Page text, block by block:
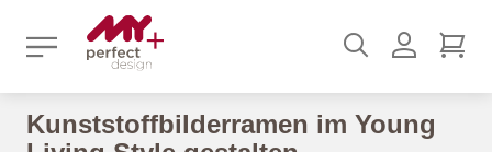
Suchen
Kunststoffbilderramen im Young